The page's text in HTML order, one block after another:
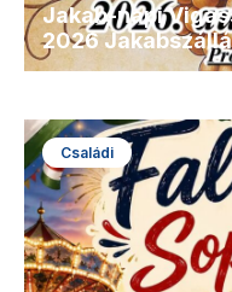
Jakab-napi
2026
Családi